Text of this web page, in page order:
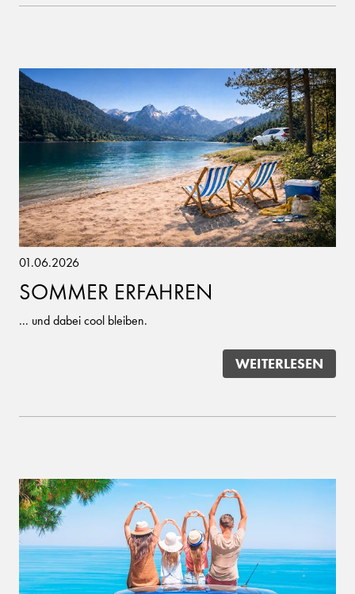
01.06.2026
SOMMER ERFAHREN
... und dabei cool bleiben.
WEITERLESEN